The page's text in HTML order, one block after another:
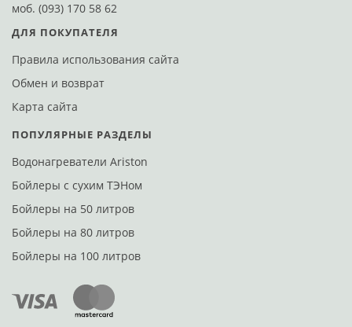
моб. (093) 170 58 62
ДЛЯ ПОКУПАТЕЛЯ
Правила использования сайта
Обмен и возврат
Карта сайта
ПОПУЛЯРНЫЕ РАЗДЕЛЫ
Водонагреватели Ariston
Бойлеры с сухим ТЭНом
Бойлеры на 50 литров
Бойлеры на 80 литров
Бойлеры на 100 литров